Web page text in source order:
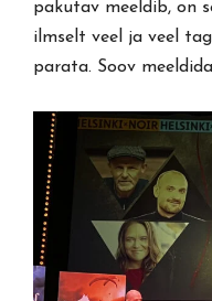
pakutav meeldib, on
ilmselt veel ja veel
parata. Soov